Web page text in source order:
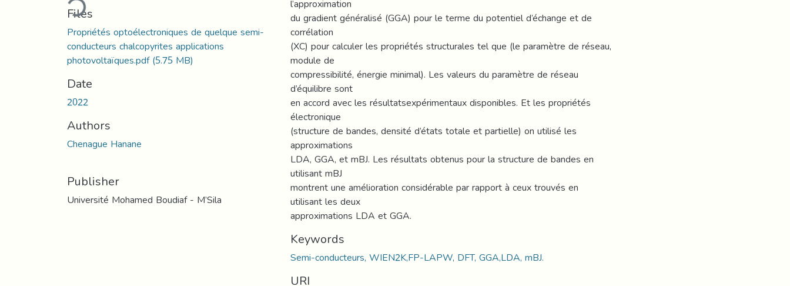
Files
Propriétés optoélectroniques de quelque semi-
conducteurs chalcopyrites applications
photovoltaïques.pdf(5.75 MB)
Date
2022
Authors
Chenague Hanane
Publisher
Université Mohamed Boudiaf - M’Sila
l’approximation
du gradient généralisé (GGA) pour le terme du potentiel d’échange et de
corrélation
(XC) pour calculer les propriétés structurales tel que (le paramètre de réseau,
module de
compressibilité, énergie minimal). Les valeurs du paramètre de réseau
d’équilibre sont
en accord avec les résultatsexpérimentaux disponibles. Et les propriétés
électronique
(structure de bandes, densité d’états totale et partielle) on utilisé les
approximations
LDA, GGA, et mBJ. Les résultats obtenus pour la structure de bandes en
utilisant mBJ
montrent une amélioration considérable par rapport à ceux trouvés en
utilisant les deux
approximations LDA et GGA.
Keywords
Semi-conducteurs, WIEN2K,FP-LAPW, DFT, GGA,LDA, mBJ.
URI